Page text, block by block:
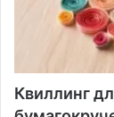
Квиллинг